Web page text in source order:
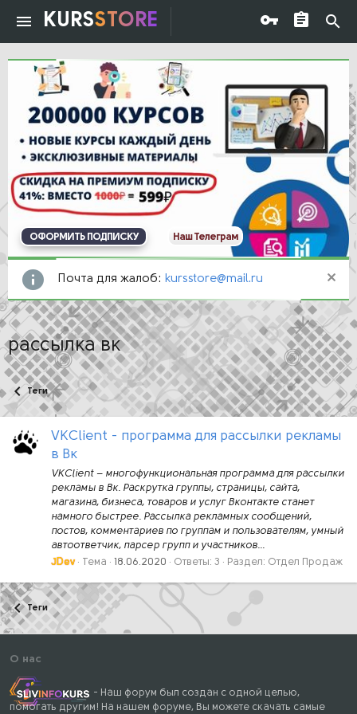
KURSSTORE
ОФОРМИТЬ ПОДПИСКУ Наш Телеграм
Почта для жалоб: kursstore@mail.ru
рассылка вк
Теги
VKClient - программа для рассылки рекламы
в Вк
VKClient – многофункциональная программа для рассылки
рекламы в Вк. Раскрутка группы, страницы, сайта,
магазина, бизнеса, товаров и услуг Вконтакте станет
намного быстрее. Рассылка рекламных сообщений,
постов, комментариев по группам и пользователям, умный
автоответчик, парсер групп и участников...
JDev
Тема 18.06.2020 Ответы: 3 Раздел: Отдел Продаж
Теги
О нас
- Наш форум был создан с одной целью,
помогать другим! На нашем форуме, Вы можете скачать самые